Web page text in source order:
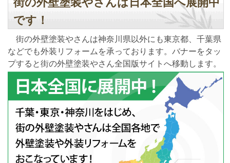
です！
街の外壁塗装やさんは神奈川県以外にも東京都、千葉県
などでも外装リフォームを承っております。バナーをタッ
プすると街の外壁塗装やさん全国版サイトへ移動します。